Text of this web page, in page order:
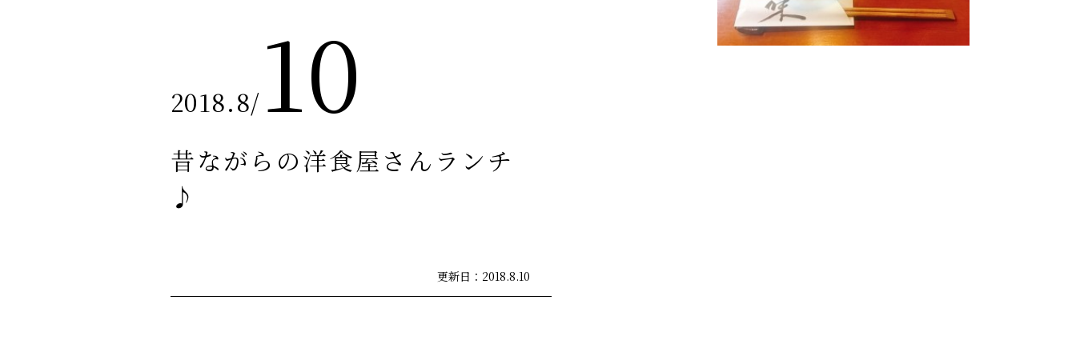
2018.8/ 10
昔ながらの洋食屋さんランチ
♪
更新日：2018.8.10